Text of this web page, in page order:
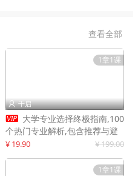
查看全部
1章1课
 千启
 大学专业选择终极指南,100
个热门专业解析,包含推荐与避
雷实用建议
¥ 19.90 ¥ 199.00
1章1课